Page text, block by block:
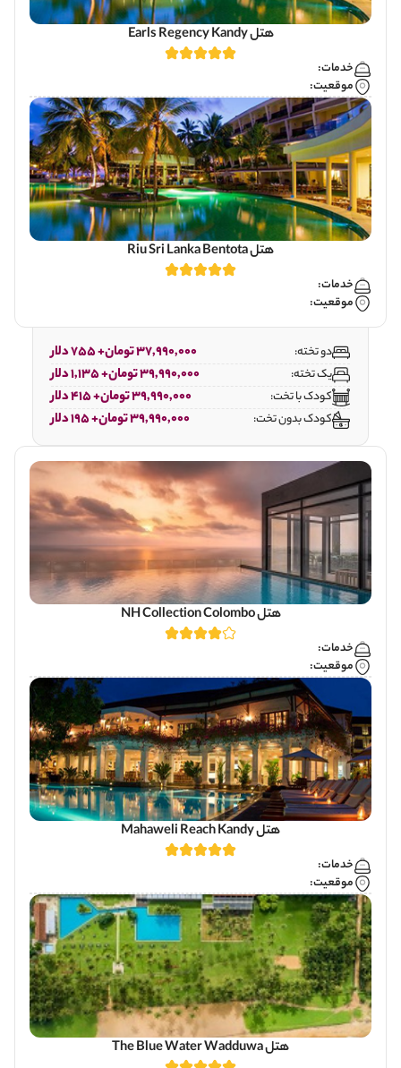
هتل Earls Regency Kandy
خدمات:
موقعیت:
هتل Riu Sri Lanka Bentota
خدمات:
موقعیت:
دو تخته: 37,990,000 تومان+ 755 دلار
یک تخته: 39,990,000 تومان+ 1,135 دلار
کودک با تخت: 39,990,000 تومان+ 415 دلار
کودک بدون تخت: 39,990,000 تومان+ 195 دلار
هتل NH Collection Colombo
خدمات:
موقعیت:
هتل Mahaweli Reach Kandy
خدمات:
موقعیت:
هتل The Blue Water Wadduwa